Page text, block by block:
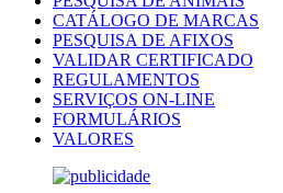
CATÁLOGO DE MARCAS
PESQUISA DE AFIXOS
VALIDAR CERTIFICADO
REGULAMENTOS
SERVIÇOS ON-LINE
FORMULÁRIOS
VALORES